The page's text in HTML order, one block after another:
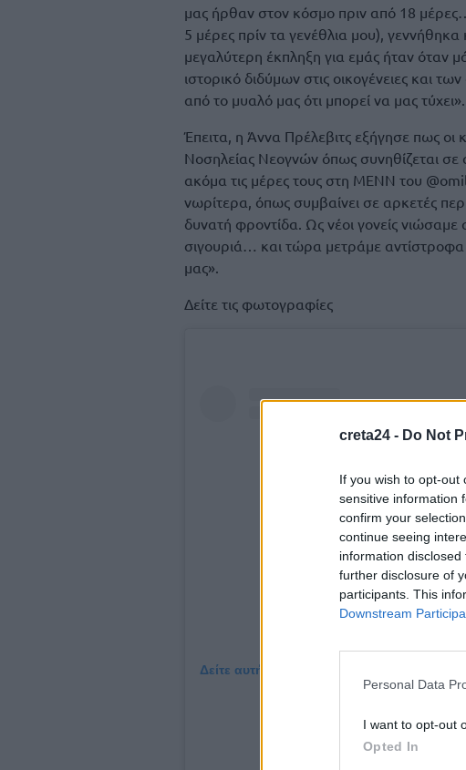
creta24 - Do Not
If you wish to opt-out
sensitive information
confirm your
continue seeing
information
further disclosure of
participants. This
Downstream
Personal Data
I want to opt-out
Opted In
μας ήρθαν στον κόσμο πριν από 18
5 μέρες πρίν τα γενέθλια μου),
μεγαλύτερη έκπληξη για εμάς ήταν όταν
ιστορικό διδύμων στις οικογένειες και
από το μυαλό μας ότι μπορεί να μας τύχει».
Έπειτα, η Άννα Πρέλεβιτς εξήγησε πως οι
Νοσηλείας Νεογνών όπως συνηθίζεται σε
ακόμα τις μέρες τους στη ΜΕΝΝ του
νωρίτερα, όπως συμβαίνει σε αρκετές
δυνατή φροντίδα. Ως νέοι γονείς
σιγουριά… και τώρα μετράμε αντίστροφα
μας».
Δείτε τις φωτογραφίες
Δείτε αυτή τη δημοσίευση στο Instagram.